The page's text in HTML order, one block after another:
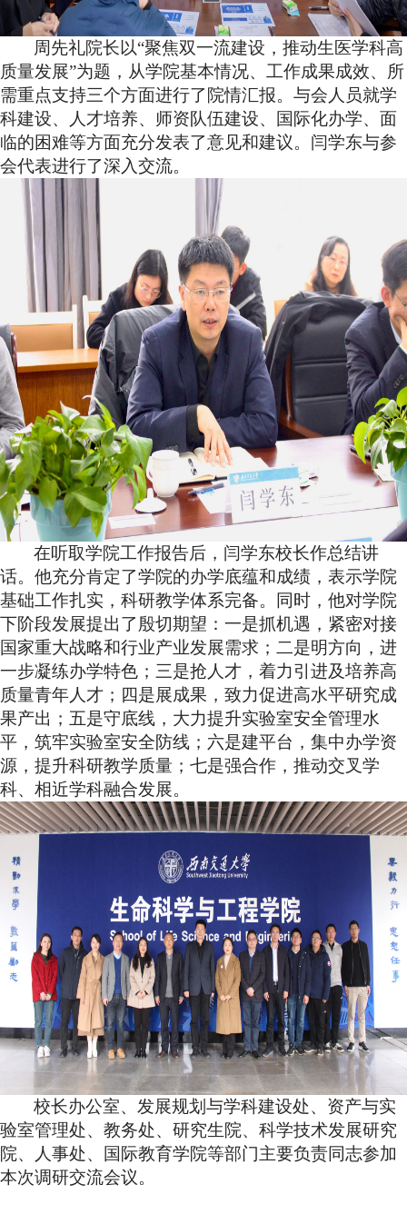
周先礼院长以“聚焦双一流建设，推动生医学科高
质量发展”为题，从学院基本情况、工作成果成效、所
需重点支持三个方面进行了院情汇报。与会人员就学
科建设、人才培养、师资队伍建设、国际化办学、面
临的困难等方面充分发表了意见和建议。闫学东与参
会代表进行了深入交流。
在听取学院工作报告后，闫学东校长作总结讲
话。他充分肯定了学院的办学底蕴和成绩，表示学院
基础工作扎实，科研教学体系完备。同时，他对学院
下阶段发展提出了殷切期望：一是抓机遇，紧密对接
国家重大战略和行业产业发展需求；二是明方向，进
一步凝练办学特色；三是抢人才，着力引进及培养高
质量青年人才；四是展成果，致力促进高水平研究成
果产出；五是守底线，大力提升实验室安全管理水
平，筑牢实验室安全防线；六是建平台，集中办学资
源，提升科研教学质量；七是强合作，推动交叉学
科、相近学科融合发展。
校长办公室、发展规划与学科建设处、资产与实
验室管理处、教务处、研究生院、科学技术发展研究
院、人事处、国际教育学院等部门主要负责同志参加
本次调研交流会议。